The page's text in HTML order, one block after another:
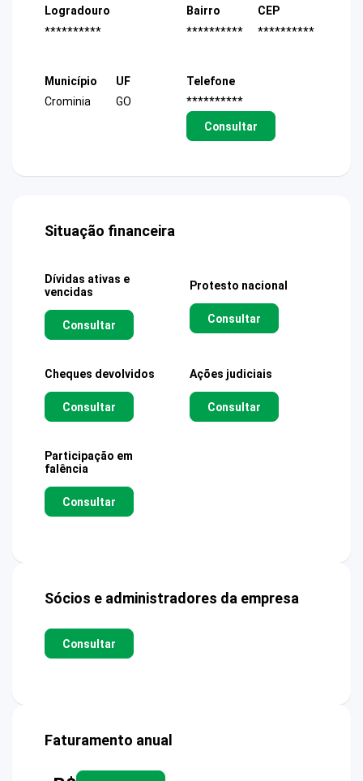
Logradouro
**********
Bairro
**********
CEP
**********
Município
Crominia
UF
GO
Telefone
**********
Consultar
Situação financeira
Dívidas ativas e
vencidas
Consultar
Protesto nacional
Consultar
Cheques devolvidos
Consultar
Ações judiciais
Consultar
Participação em
falência
Consultar
Sócios e administradores da empresa
Consultar
Faturamento anual